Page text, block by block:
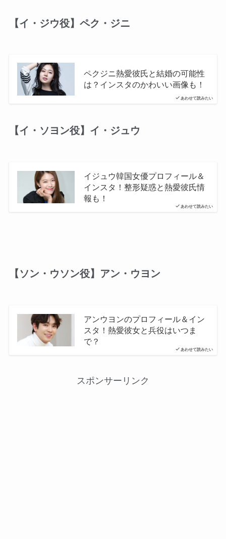
【イ・ジウ役】ペク・ジニ
あわせて読みたい
ペクジニ熱愛彼氏と結婚の可能性
は？インスタのかわいい画像も！
【イ・ソヨン役】イ・ジュウ
あわせて読みたい
イジュウ韓国女優プロフィール＆
インスタ！整形疑惑と熱愛彼氏情
報も！
【ソン・ウソン役】アン・ウヨン
あわせて読みたい
アンウヨンのプロフィール＆イン
スタ！熱愛彼女と兵役はいつま
で？
スポンサーリンク